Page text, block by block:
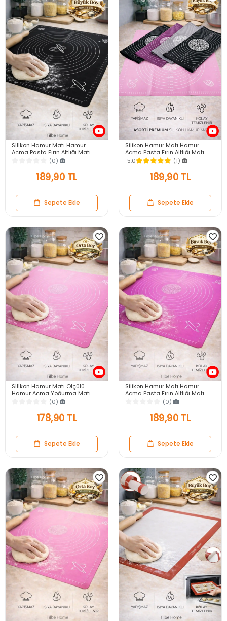
Silikon Hamur Matı Hamur
Açma Pasta Fırın Altlığı Matı
Ölçülü Hamur Yoğurma Siyah
Büyük Boy 65X45
(0)
189,90 TL
Sepete Ekle
Silikon Hamur Matı Hamur
Açma Pasta Fırın Altlığı Matı
Ölçülü Hamur Yoğurma Renkli
Büyük Boy 65X45
5.0 (1)
189,90 TL
Sepete Ekle
Silikon Hamur Matı Ölçülü
Hamur Açma Yoğurma Matı
Orta Boy Pudra 50 x 40 cm
(0)
178,90 TL
Sepete Ekle
Silikon Hamur Matı Hamur
Açma Pasta Fırın Altlığı Matı
Ölçülü Hamur Yoğurma Lila
Büyük Boy 65X45
(0)
189,90 TL
Sepete Ekle